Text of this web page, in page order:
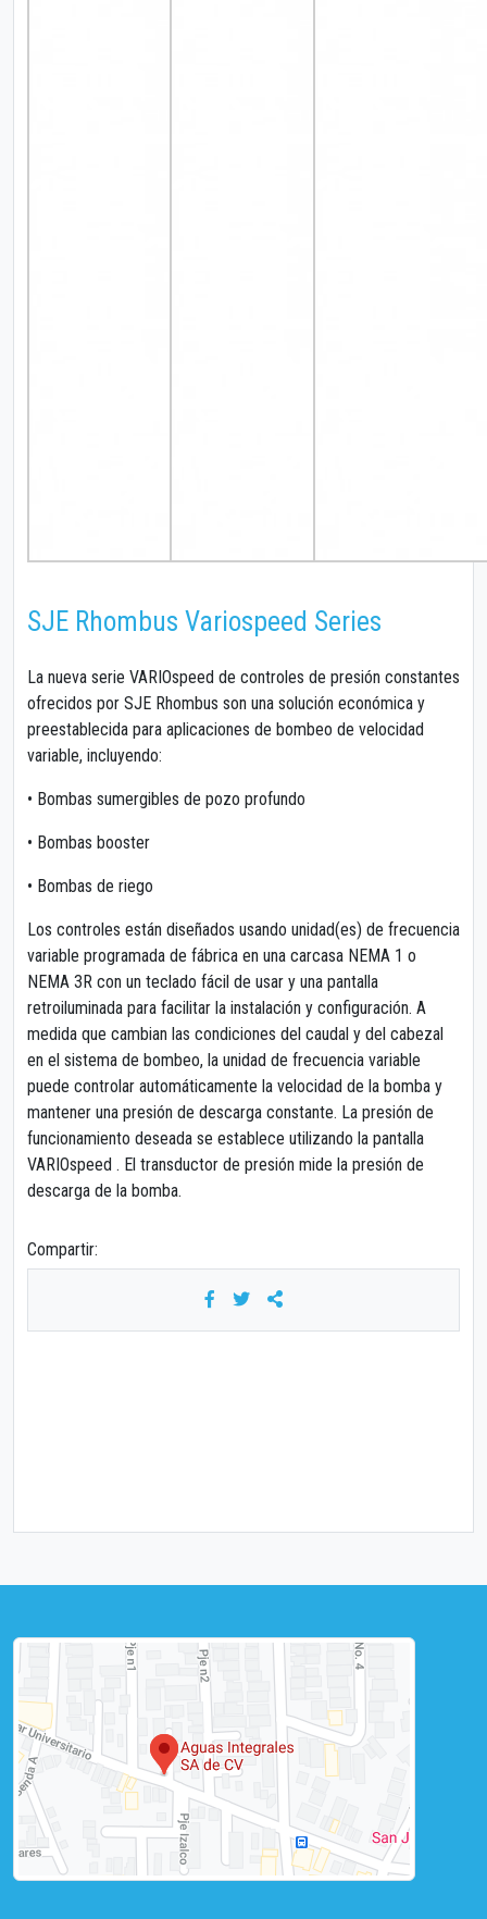
SJE Rhombus Variospeed Series
La nueva serie VARIOspeed de controles de presión constantes
ofrecidos por SJE Rhombus son una solución económica y
preestablecida para aplicaciones de bombeo de velocidad
variable, incluyendo:
• Bombas sumergibles de pozo profundo
• Bombas booster
• Bombas de riego
Los controles están diseñados usando unidad(es) de frecuencia
variable programada de fábrica en una carcasa NEMA 1 o
NEMA 3R con un teclado fácil de usar y una pantalla
retroiluminada para facilitar la instalación y configuración. A
medida que cambian las condiciones del caudal y del cabezal
en el sistema de bombeo, la unidad de frecuencia variable
puede controlar automáticamente la velocidad de la bomba y
mantener una presión de descarga constante. La presión de
funcionamiento deseada se establece utilizando la pantalla
VARIOspeed . El transductor de presión mide la presión de
descarga de la bomba.
Compartir: